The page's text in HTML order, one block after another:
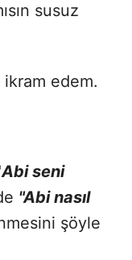
susuz
ikram edem.
Abi seni
"Abi nasıl
şöyle